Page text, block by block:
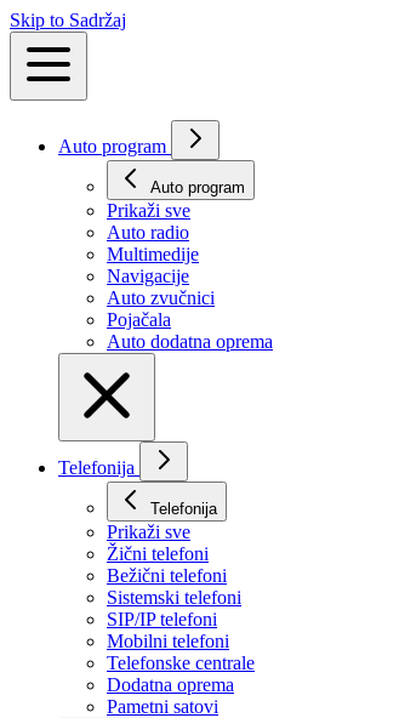
Skip to Sadržaj
Auto program
Auto program
Prikaži svе
Auto radio
Multimedije
Navigacije
Auto zvučnici
Pojačala
Auto dodatna oprema
Telefonija
Telefonija
Prikaži svе
Žični telefoni
Bežični telefoni
Sistemski telefoni
SIP/IP telefoni
Mobilni telefoni
Telefonske centrale
Dodatna oprema
Pametni satovi